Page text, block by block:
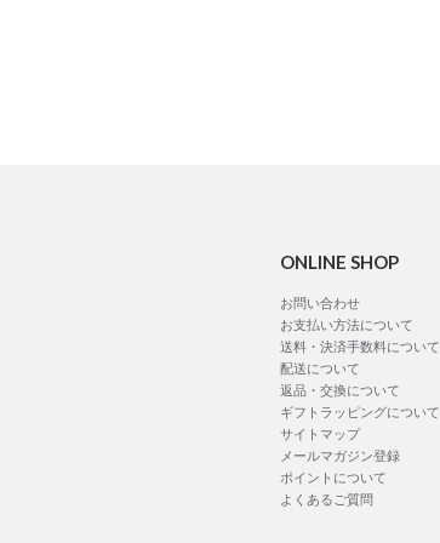
ONLINE SHOP
お問い合わせ
お支払い方法について
送料・決済手数料について
配送について
返品・交換について
ギフトラッピングについて
サイトマップ
メールマガジン登録
ポイントについて
よくあるご質問